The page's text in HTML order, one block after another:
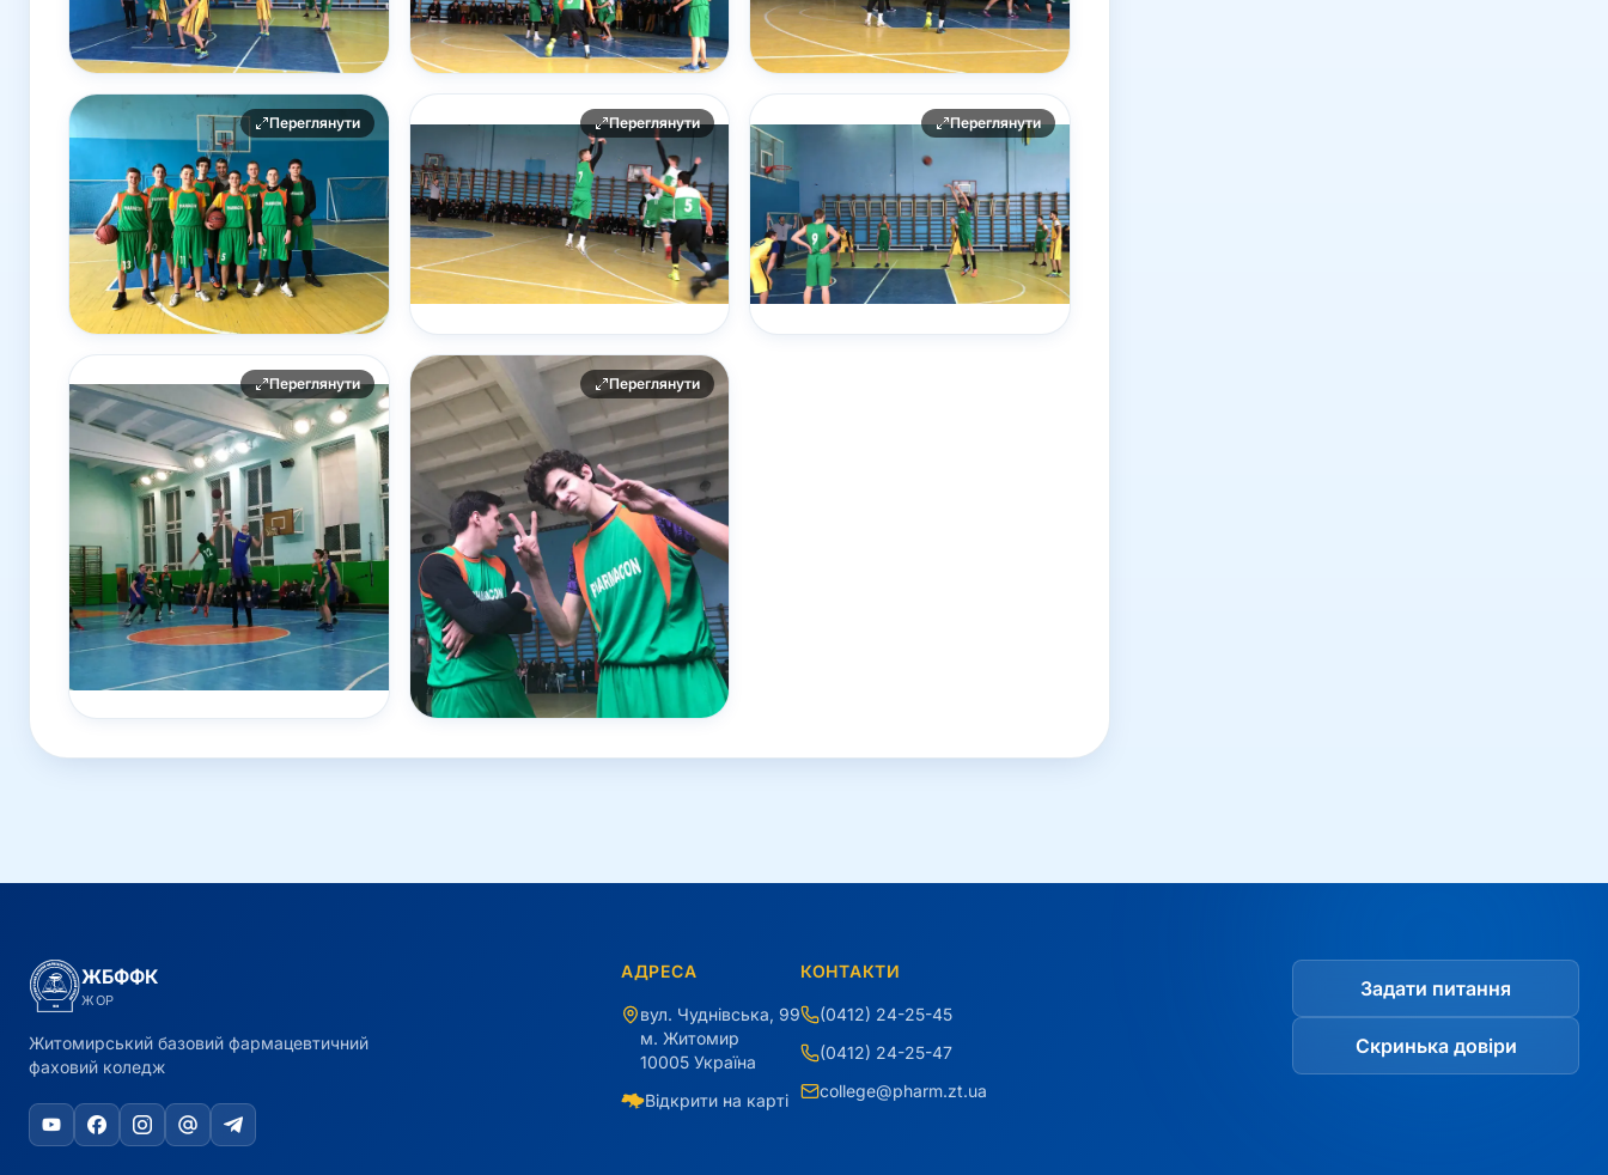
Переглянути Переглянути Переглянути
Переглянути Переглянути
ЖБФФК
ЖОР
Житомирський базовий фармацевтичний
фаховий коледж
АДРЕСА
вул. Чуднівська, 99
м. Житомир
10005 Україна
Відкрити на карті
КОНТАКТИ
(0412) 24-25-45
(0412) 24-25-47
college@pharm.zt.ua
Задати питання
Скринька довіри